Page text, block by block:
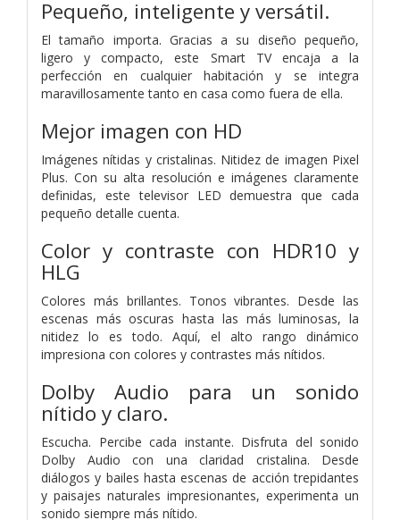
Pequeño, inteligente y versátil.
El tamaño importa. Gracias a su diseño pequeño,
ligero y compacto, este Smart TV encaja a la
perfección en cualquier habitación y se integra
maravillosamente tanto en casa como fuera de ella.
Mejor imagen con HD
Imágenes nítidas y cristalinas. Nitidez de imagen Pixel
Plus. Con su alta resolución e imágenes claramente
definidas, este televisor LED demuestra que cada
pequeño detalle cuenta.
Color y contraste con HDR10 y
HLG
Colores más brillantes. Tonos vibrantes. Desde las
escenas más oscuras hasta las más luminosas, la
nitidez lo es todo. Aquí, el alto rango dinámico
impresiona con colores y contrastes más nítidos.
Dolby Audio para un sonido
nítido y claro.
Escucha. Percibe cada instante. Disfruta del sonido
Dolby Audio con una claridad cristalina. Desde
diálogos y bailes hasta escenas de acción trepidantes
y paisajes naturales impresionantes, experimenta un
sonido siempre más nítido.